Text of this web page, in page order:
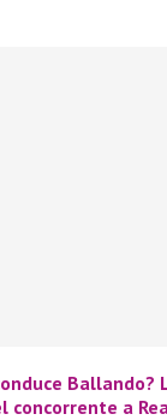
Ballando?
a